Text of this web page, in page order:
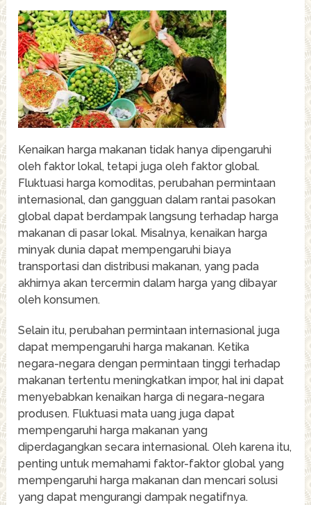
Kenaikan harga makanan tidak hanya dipengaruhi
oleh faktor lokal, tetapi juga oleh faktor global.
Fluktuasi harga komoditas, perubahan permintaan
internasional, dan gangguan dalam rantai pasokan
global dapat berdampak langsung terhadap harga
makanan di pasar lokal. Misalnya, kenaikan harga
minyak dunia dapat mempengaruhi biaya
transportasi dan distribusi makanan, yang pada
akhirnya akan tercermin dalam harga yang dibayar
oleh konsumen.
Selain itu, perubahan permintaan internasional juga
dapat mempengaruhi harga makanan. Ketika
negara-negara dengan permintaan tinggi terhadap
makanan tertentu meningkatkan impor, hal ini dapat
menyebabkan kenaikan harga di negara-negara
produsen. Fluktuasi mata uang juga dapat
mempengaruhi harga makanan yang
diperdagangkan secara internasional. Oleh karena itu,
penting untuk memahami faktor-faktor global yang
mempengaruhi harga makanan dan mencari solusi
yang dapat mengurangi dampak negatifnya.